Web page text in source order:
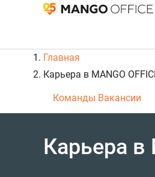
Главная
Карьера в MANGO
Команды Вакансии
Карьера в